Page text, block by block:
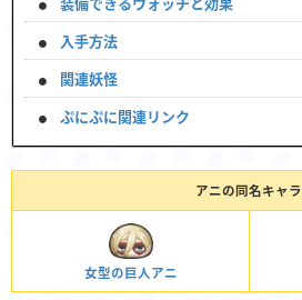
入手方法
関連妖怪
ぷにぷに関連リンク
アニの同名キャラ
女型の巨人アニ